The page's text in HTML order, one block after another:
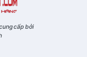
cấp bởi